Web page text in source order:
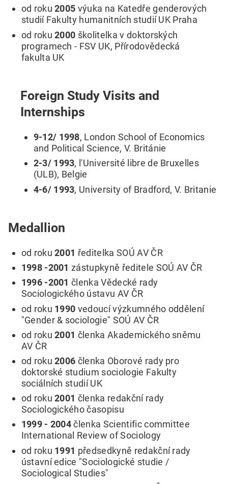
od roku2005 výuka na Katedře genderových
studií Fakulty humanitních studií UK Praha
od roku2000 školitelka v doktorských
programech - FSV UK, Přírodovědecká
fakulta UK
Foreign Study Visits and
Internships
9-12/ 1998, London School of Economics
and Political Science, V. Británie
2-3/ 1993, l'Université libre de Bruxelles
(ULB), Belgie
4-6/ 1993, University of Bradford, V. Britanie
Medallion
od roku2001 ředitelka SOÚ AV ČR
1998 -2001 zástupkyně ředitele SOÚ AV ČR
1996 -2001 členka Vědecké rady
Sociologického ústavu AV ČR
od roku 1990 vedoucí výzkumného oddělení
"Gender & sociologie" SOÚ AV ČR
od roku2001 členka Akademického sněmu
AV ČR
od roku2006 členka Oborové rady pro
doktorské studium sociologie Fakulty
sociálních studií UK
od roku2001 členka redakční rady
Sociologického časopisu
1999 - 2004členka Scientific committee
International Review of Sociology
od roku 1991 předsedkyně redakční rady
ústavní edice "Sociologické studie /
Sociological Studies"